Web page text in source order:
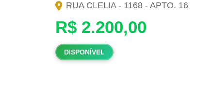
RUA CLELIA - 1168 - APTO. 16
R$ 2.200,00
DISPONÍVEL